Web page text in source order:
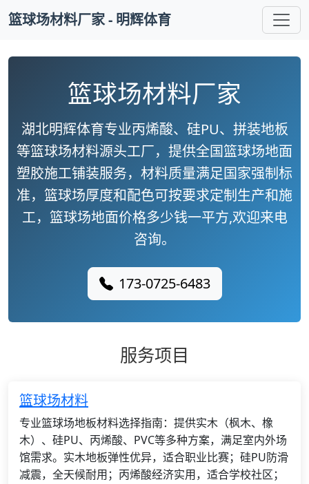
篮球场材料厂家 - 明辉体育
篮球场材料厂家
湖北明辉体育专业丙烯酸、硅PU、拼装地板
等篮球场材料源头工厂，提供全国篮球场地面
塑胶施工铺装服务，材料质量满足国家强制标
准，篮球场厚度和配色可按要求定制生产和施
工，篮球场地面价格多少钱一平方,欢迎来电
咨询。
173-0725-6483
服务项目
篮球场材料
专业篮球场地板材料选择指南：提供实木（枫木、橡
木）、硅PU、丙烯酸、PVC等多种方案，满足室内外场
馆需求。实木地板弹性优异，适合职业比赛；硅PU防滑
减震，全天候耐用；丙烯酸经济实用，适合学校社区；